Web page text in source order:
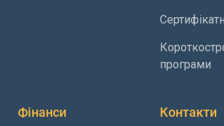
програми
Фінанси Контакти